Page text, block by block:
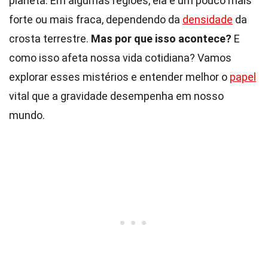
forte ou mais fraca, dependendo da densidade da
crosta terrestre. Mas por que isso acontece? E
como isso afeta nossa vida cotidiana? Vamos
explorar esses mistérios e entender melhor o papel
vital que a gravidade desempenha em nosso
mundo.